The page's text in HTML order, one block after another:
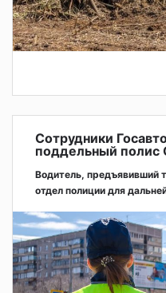
Сотрудники
поддельный
Водитель, предъявивший
отдел полиции для